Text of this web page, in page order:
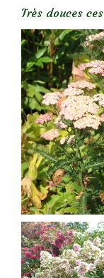
Très douces